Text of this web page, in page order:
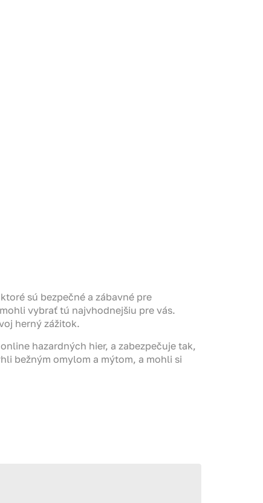
sú bezpečné a zábavné pre
vybrať tú najvhodnejšiu pre vás.
herný zážitok.
hazardných hier, a zabezpečuje tak,
bežným omylom a mýtom, a mohli si